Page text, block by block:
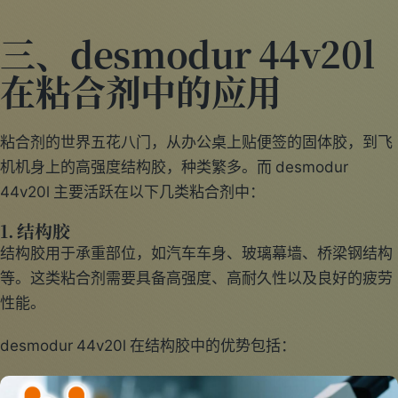
三、desmodur 44v20l
在粘合剂中的应用
粘合剂的世界五花八门，从办公桌上贴便签的固体胶，到飞
机机身上的高强度结构胶，种类繁多。而 desmodur
44v20l 主要活跃在以下几类粘合剂中：
1. 结构胶
结构胶用于承重部位，如汽车车身、玻璃幕墙、桥梁钢结构
等。这类粘合剂需要具备高强度、高耐久性以及良好的疲劳
性能。
desmodur 44v20l 在结构胶中的优势包括：